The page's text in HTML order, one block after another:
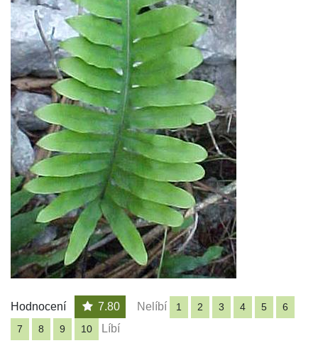
Hodnocení 7.80 Nelíbí 1 2 3 4 5
6
7
8 9 10 Líbí